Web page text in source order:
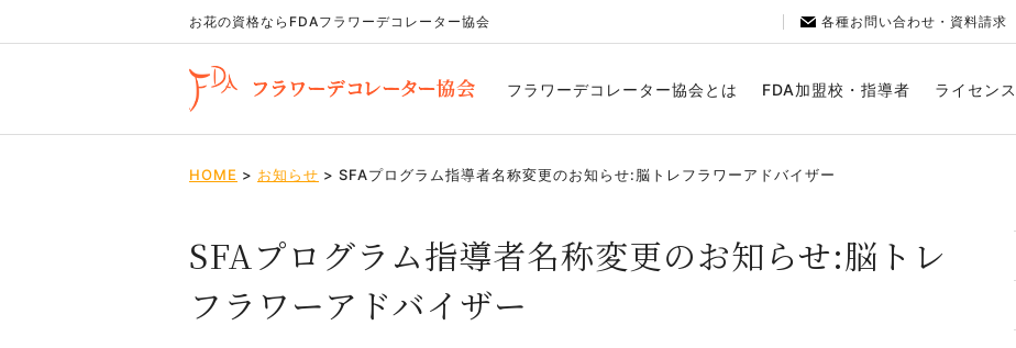
お花の資格ならFDAフラワーデコレーター協会 各種お問い合わせ・資料請求
フラワーデコレーター協会とは FDA加盟校・指導者 ライセン
HOME > お知らせ > SFAプログラム指導者名称変更のお知らせ:脳トレフラワーアドバイザー
SFAプログラム指導者名称変更のお知らせ:脳トレ
フラワーアドバイザー